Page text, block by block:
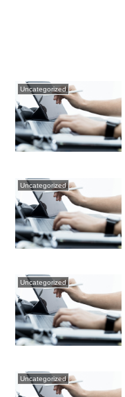
Uncategorized
Uncategorized
Uncategorized
Uncategorized